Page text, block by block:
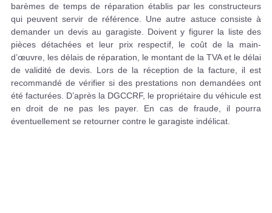
barèmes de temps de réparation établis par les constructeurs
qui peuvent servir de référence. Une autre astuce consiste à
demander un devis au garagiste. Doivent y figurer la liste des
pièces détachées et leur prix respectif, le coût de la main-
d’œuvre, les délais de réparation, le montant de la TVA et le délai
de validité de devis. Lors de la réception de la facture, il est
recommandé de vérifier si des prestations non demandées ont
été facturées. D’après la DGCCRF, le propriétaire du véhicule est
en droit de ne pas les payer. En cas de fraude, il pourra
éventuellement se retourner contre le garagiste indélicat.